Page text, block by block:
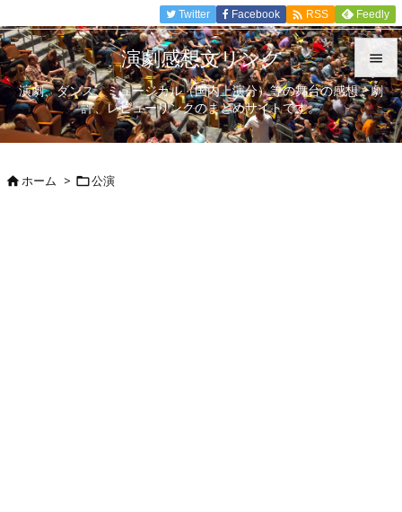


メニュ

Twitter Facebook  RSS Feedly
演劇感想文リンク
演劇、ダンス、ミュージカル（国内上演分）等の舞台の感想、劇
評、レビューリンクのまとめサイトです。
ホーム > 公演